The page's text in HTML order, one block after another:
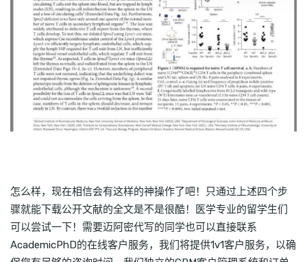
怎么样，现在相信会有这样的神操作了吧！只通过上述四个步
骤就能下载公开文献的全文是不是很酷！医学专业的留学生们
可以尝试一下！需要迈阿密代写的同学也可以直接联系
AcademicPhD的在线客户服务，我们将提供1v1客户服务，以确